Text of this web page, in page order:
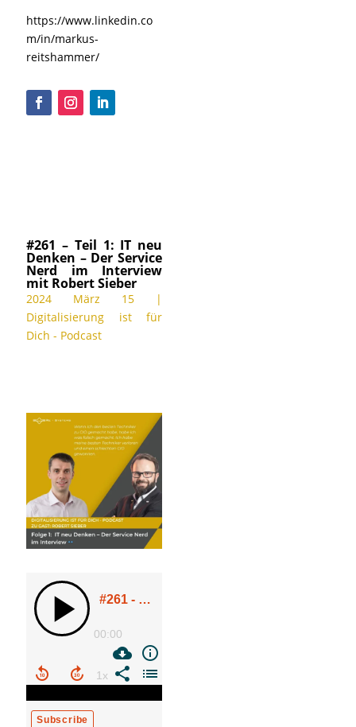
https://www.linkedin.co
m/in/markus-
reitshammer/
#261 – Teil 1: IT neu
Denken – Der Service
Nerd im Interview
mit Robert Sieber
2024 März 15 |
Digitalisierung ist für
Dich - Podcast